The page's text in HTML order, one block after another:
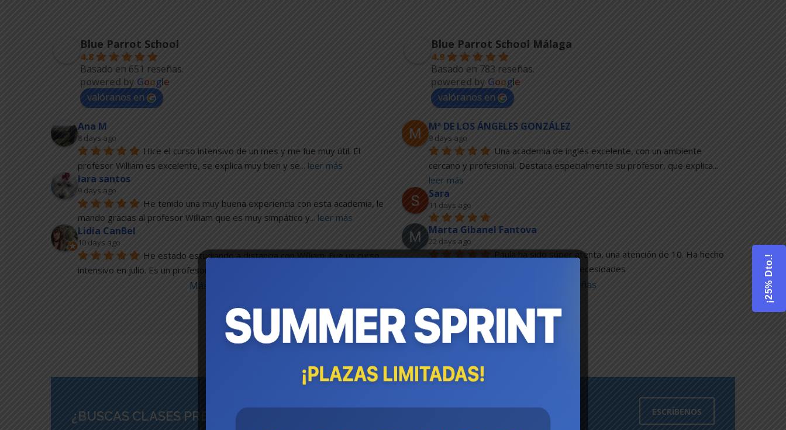
Blue Parrot School
4.8
Basado en 651 reseñas.
powered by Google
valóranos en
Ana M
8 days ago
Hice el curso intensivo de un mes y me fue muy útil. El
profesor William es excelente, se explica muy bien y se... leer más
lara santos
9 days ago
He tenido una muy buena experiencia con esta academia, le
mando gracias al profesor William que es muy simpático y... leer más
Lidia CanBel
10 days ago
He estado estudiando a distancia con William. Fue un curso
intensivo en julio. Es un profesor excelente, accesible y
Más reseñas
Blue Parrot School Málaga
4.9
Basado en 783 reseñas.
powered by Google
valóranos en
Mª DE LOS ÁNGELES GONZÁLEZ
9 days ago
Una academia de inglés excelente, con un ambiente
cercano y profesional. Destaca especialmente su profesor, que explica
leer más
Sara
11 days ago
Marta Gibanel Fantova
22 days ago
Paula ha sido súper atenta, una atención de 10. Ha hecho
todo lo posible por adaptarse a mis necesidades
Más reseñas
¿BUSCAS CLASES PRESENCIALES? ESCRÍBENOS
¡25% Dto.!